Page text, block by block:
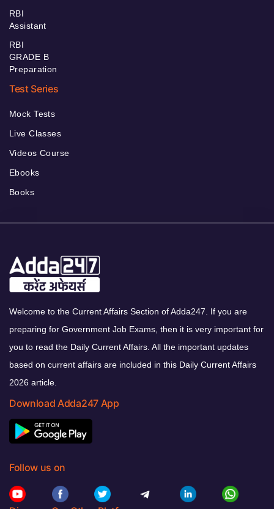
RBI
Assistant
RBI
GRADE B
Preparation
Test Series
Mock Tests
Live Classes
Videos Course
Ebooks
Books
Welcome to the Current Affairs Section of Adda247. If you are
preparing for Government Job Exams, then it is very important for
you to read the Daily Current Affairs. All the important updates
based on current affairs are included in this Daily Current Affairs
2026 article.
Download Adda247 App
Follow us on